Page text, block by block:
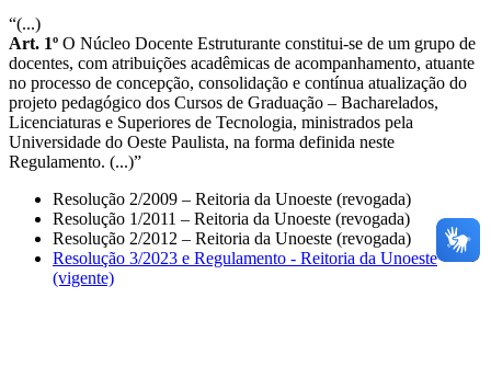
“(...)
Art. 1º O Núcleo Docente Estruturante constitui-se de um grupo de
docentes, com atribuições acadêmicas de acompanhamento, atuante
no processo de concepção, consolidação e contínua atualização do
projeto pedagógico dos Cursos de Graduação – Bacharelados,
Licenciaturas e Superiores de Tecnologia, ministrados pela
Universidade do Oeste Paulista, na forma definida neste
Regulamento. (...)”
Resolução 2/2009 – Reitoria da Unoeste (revogada)
Resolução 1/2011 – Reitoria da Unoeste (revogada)
Resolução 2/2012 – Reitoria da Unoeste (revogada)
Resolução 3/2023 e Regulamento - Reitoria da Unoeste
(vigente)